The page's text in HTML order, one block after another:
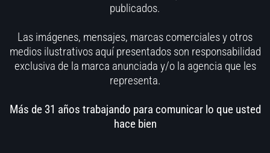
publicados.
Las imágenes, mensajes, marcas comerciales y otros
medios ilustrativos aquí presentados son responsabilidad
exclusiva de la marca anunciada y/o la agencia que les
representa.
Más de 31 años trabajando para comunicar lo que usted
hace bien